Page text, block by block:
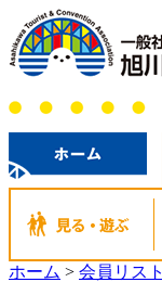
ホーム > 会員リスト